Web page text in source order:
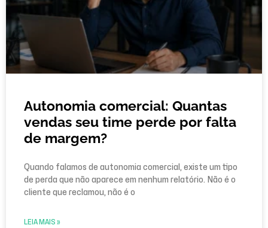
Autonomia comercial: Quantas
vendas seu time perde por falta
de margem?
Quando falamos de autonomia comercial, existe um tipo
de perda que não aparece em nenhum relatório. Não é o
cliente que reclamou, não é o
LEIA MAIS »